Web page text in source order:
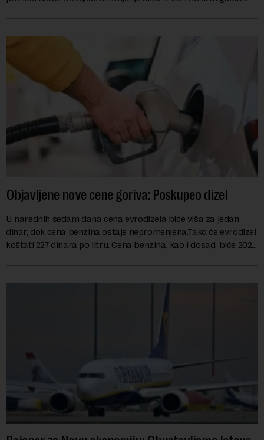
Objavljene nove cene goriva: Poskupeo dizel
U narednih sedam dana cena evrodizela biće viša za jedan
dinar, dok cena benzina ostaje nepromenjena.Tako će evrodizel
koštati 227 dinara po litru. Cena benzina, kao i dosad, biće 202